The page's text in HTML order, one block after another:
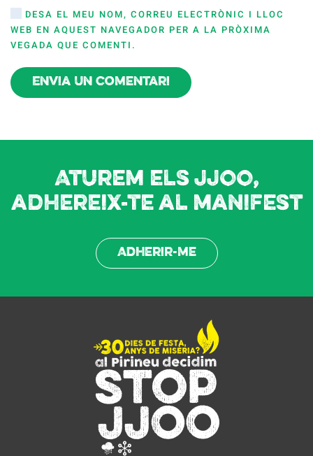
DESA EL MEU NOM, CORREU ELECTRÒNIC I LLOC
WEB EN AQUEST NAVEGADOR PER A LA PRÒXIMA
VEGADA QUE COMENTI.
Envia un comentari
Aturem els JJOO,
adhereix-te al manifest
Adherir-me